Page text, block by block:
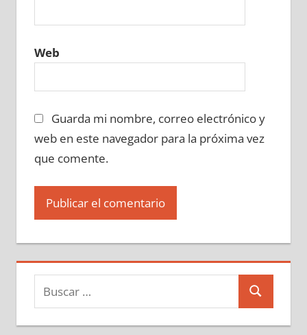
Web
Guarda mi nombre, correo electrónico y
web en este navegador para la próxima vez
que comente.
Buscar